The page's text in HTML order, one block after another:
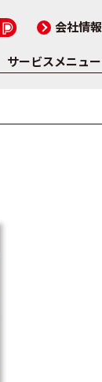
会社情報
サービスメニュー